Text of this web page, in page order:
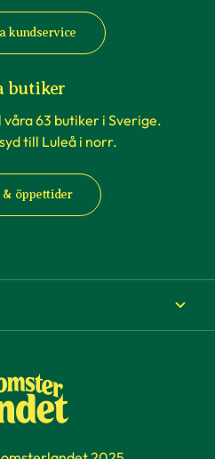
kundservice
butiker
63 butiker i Sverige.
till Luleå i norr.
& öppettider
2025